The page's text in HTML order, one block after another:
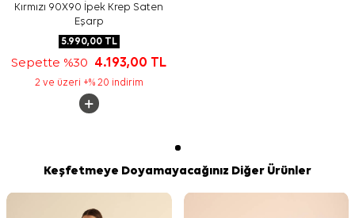
Kırmızı 90X90 İpek Krep Saten
Eşarp
5.990,00TL
Sepette %30 4.193,00 TL
2 ve üzeri +% 20 indirim
Keşfetmeye Doyamayacağınız Diğer Ürünler